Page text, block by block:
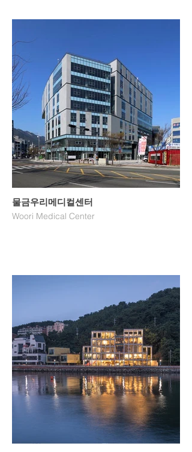
물금우리메디컬센터
Woori Medical Center